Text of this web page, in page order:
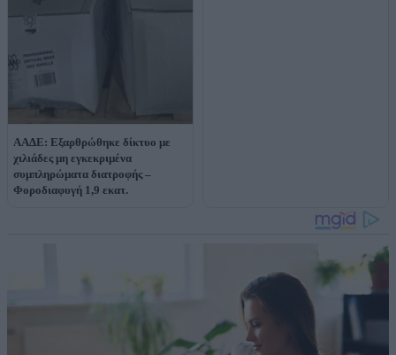
ΑΑΔΕ: Εξαρθρώθηκε δίκτυο με
χιλιάδες μη εγκεκριμένα
συμπληρώματα διατροφής –
Φοροδιαφυγή 1,9 εκατ.